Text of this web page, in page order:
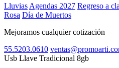
Lluvias Agendas 2027 Regreso a
Rosa Día de Muertos
Mejoramos cualquier cotización
55.5203.0610
Usb Llave Tradicional 8gb